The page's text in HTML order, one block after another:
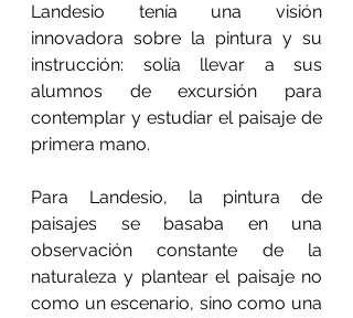
Landesio tenía una visión
innovadora sobre la pintura y su
instrucción: solía llevar a sus
alumnos de excursión para
contemplar y estudiar el paisaje de
primera mano.
Para Landesio, la pintura de
paisajes se basaba en una
observación constante de la
naturaleza y plantear el paisaje no
como un escenario, sino como una